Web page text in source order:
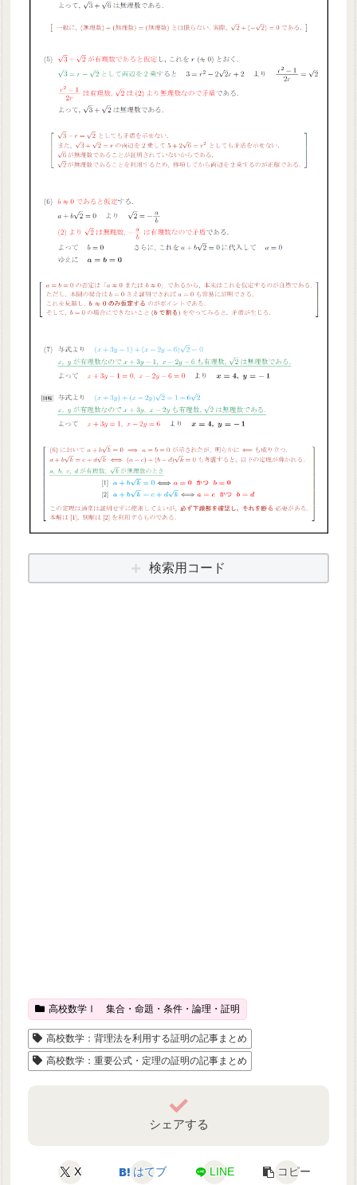
検索用コード
高校数学Ⅰ 集合・命題・条件・論理・証明
高校数学：背理法を利用する証明の記事まとめ
高校数学：重要公式・定理の証明の記事まとめ
シェアする
X はてブ LINE コピー